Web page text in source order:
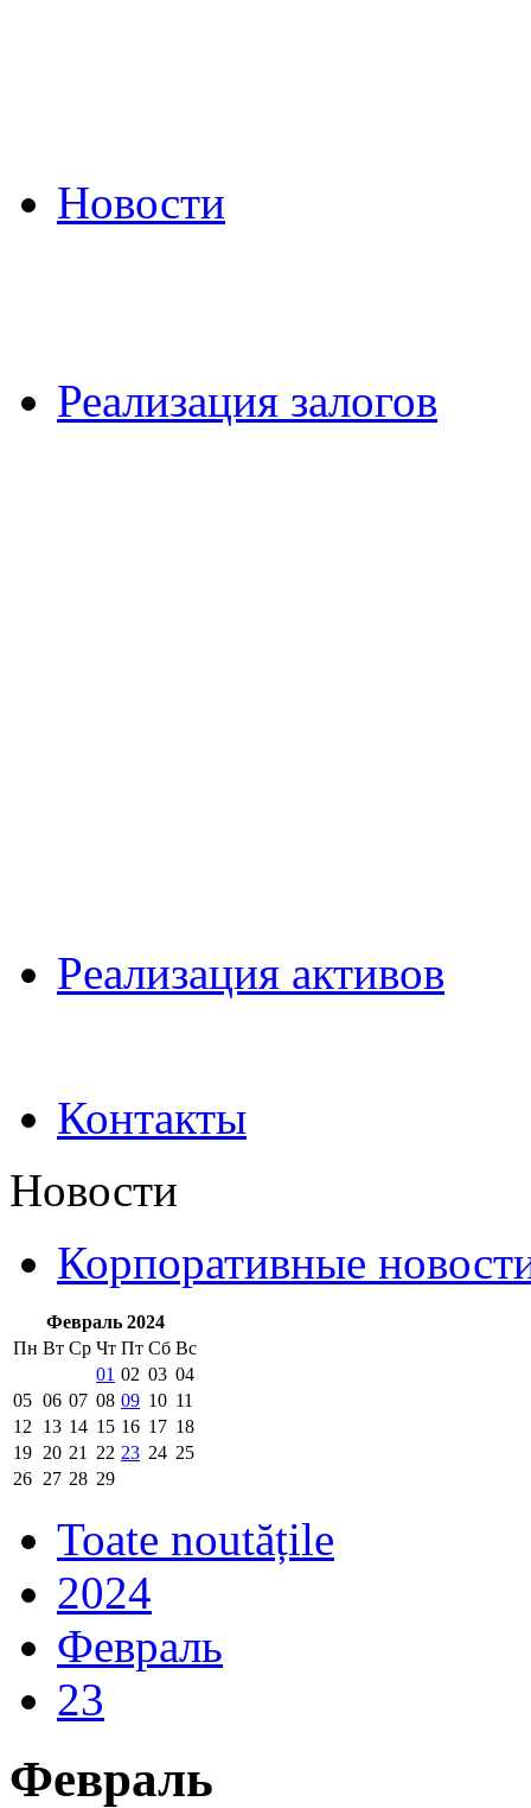
Новости
Реализация залогов
Pеализация активов
Контакты
Новости
Корпоративные
Февраль 2024
Пн Вт Ср Чт Пт Сб Вс
01 02 03 04
05 06 07 08 09 10 11
12
13 14 15 16 17 18
19 20 21 22 23 24 25
26 27 28 29
Toate noutățile
2024
Февраль
23
Февраль